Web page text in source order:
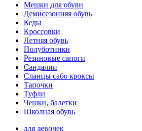
Мешки для обуви
Демисезонняя обувь
Кеды
Кроссовки
Летняя обувь
Полуботинки
Резиновые сапоги
Сандалии
Сланцы сабо кроксы
Тапочки
Туфли
Чешки, балетки
Школная обувь
для девочек